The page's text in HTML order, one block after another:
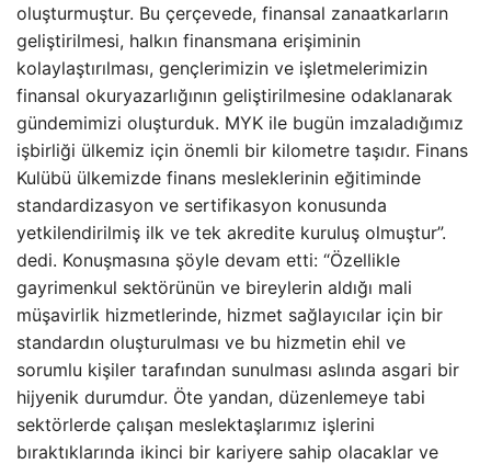
oluşturmuştur. Bu çerçevede, finansal zanaatkarların
geliştirilmesi, halkın finansmana erişiminin
kolaylaştırılması, gençlerimizin ve işletmelerimizin
finansal okuryazarlığının geliştirilmesine odaklanarak
gündemimizi oluşturduk. MYK ile bugün imzaladığımız
işbirliği ülkemiz için önemli bir kilometre taşıdır. Finans
Kulübü ülkemizde finans mesleklerinin eğitiminde
standardizasyon ve sertifikasyon konusunda
yetkilendirilmiş ilk ve tek akredite kuruluş olmuştur”.
dedi. Konuşmasına şöyle devam etti: “Özellikle
gayrimenkul sektörünün ve bireylerin aldığı mali
müşavirlik hizmetlerinde, hizmet sağlayıcılar için bir
standardın oluşturulması ve bu hizmetin ehil ve
sorumlu kişiler tarafından sunulması aslında asgari bir
hijyenik durumdur. Öte yandan, düzenlemeye tabi
sektörlerde çalışan meslektaşlarımız işlerini
bıraktıklarında ikinci bir kariyere sahip olacaklar ve